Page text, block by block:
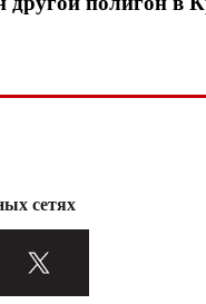
сетях